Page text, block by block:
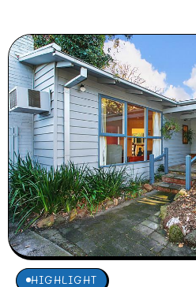
HIGHLIGHT